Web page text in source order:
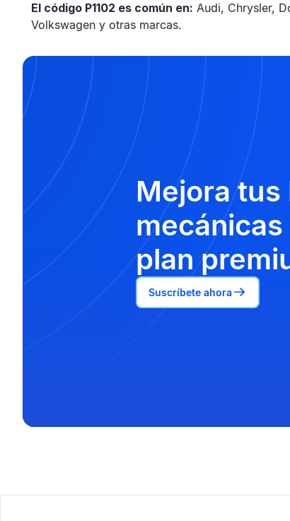
El código P1102 es común en: Audi, Chrysler,
Volkswagen y otras marcas.
Mejora
plan
Suscríbete ahora